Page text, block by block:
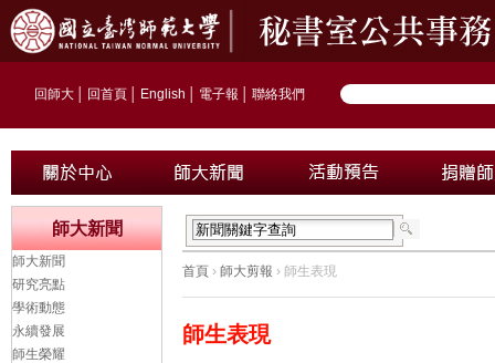
回師大 回首頁 English 電子報 聯絡我們
首頁 › 師大剪報 › 師生表現
師生表現
師大新聞
師大新聞
研究亮點
學術動態
永續發展
師生榮耀